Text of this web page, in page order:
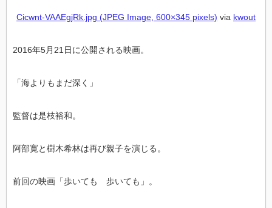
Cicwnt-VAAEgjRk.jpg (JPEG Image, 600×345 pixels) via kwout
2016年5月21日に公開される映画。
「海よりもまだ深く」
監督は是枝裕和。
阿部寛と樹木希林は再び親子を演じる。
前回の映画「歩いても 歩いても」。